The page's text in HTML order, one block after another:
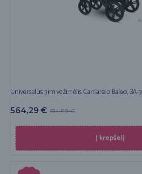
Universalus 3in1 vežimėlis Camarelo Baleo, BA-3
614,08€
564,29 €
Į krepšelį